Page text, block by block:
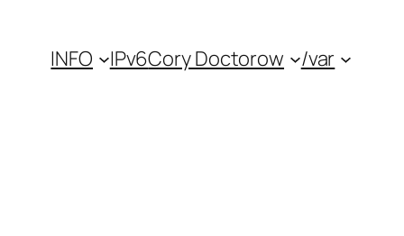
INFO IPv6Cory Doctorow /var